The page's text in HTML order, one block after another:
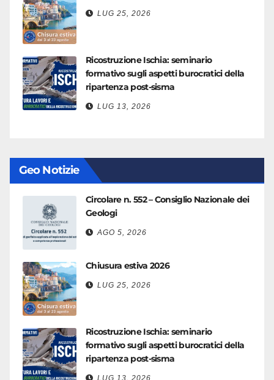
LUG 25, 2026
Ricostruzione Ischia: seminario
formativo sugli aspetti burocratici della
ripartenza post-sisma
LUG 13, 2026
Geo Notizie
Circolare n. 552 – Consiglio Nazionale dei
Geologi
AGO 5, 2026
Chiusura estiva 2026
LUG 25, 2026
Ricostruzione Ischia: seminario
formativo sugli aspetti burocratici della
ripartenza post-sisma
LUG 13, 2026